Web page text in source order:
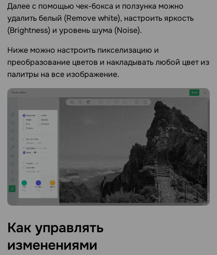
Далее с помощью чек-бокса и ползунка можно
удалить белый (Remove white), настроить яркость
(Brightness) и уровень шума (Noise).
Ниже можно настроить пикселизацию и
преобразование цветов и накладывать любой цвет из
палитры на все изображение.
Как управлять
изменениями